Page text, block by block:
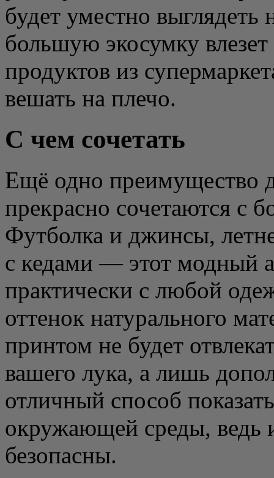
будет уместно выглядеть
большую экосумку
продуктов из
вешать на плечо.
С чем сочетать
Ещё одно преимущество
прекрасно сочетаются с
Футболка и джинсы,
с кедами — этот модный
практически с любой
оттенок натурального
принтом не будет
вашего лука, а лишь
отличный способ
окружающей среды, ведь
безопасны.